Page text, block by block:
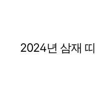
2024년 삼재 띠